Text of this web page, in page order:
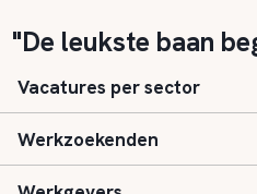
"De leukste baan
Vacatures per sector
Basisonderwijs
Werkzoekenden